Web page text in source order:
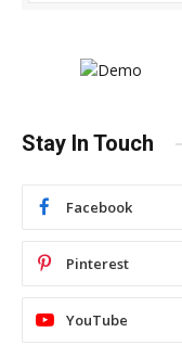
Stay In Touch
Facebook
Pinterest
YouTube